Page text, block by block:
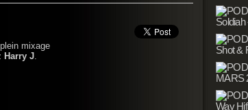
mixage
Harry J.